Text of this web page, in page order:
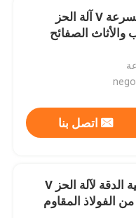
1225 عالية السرعة V آلة الحز
والأثاث الصفائح
اتصل بنا
آلة حفر V عالية الدقة لآلة الحز V
الفولاذ المقاوم